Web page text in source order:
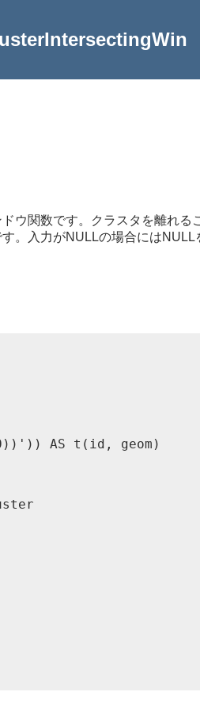
ウ関数です。クラスタを離れ
。入力がNULLの場合にはNULL
AS t(id, geom)